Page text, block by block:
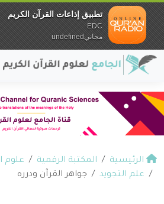
الرئيسية المكتبة الرقمية
علوم
علم التجويد
جواهر القرآن ودرره
تطبيق إذاعات القرآن الكريم
EDC
مجانيundefined